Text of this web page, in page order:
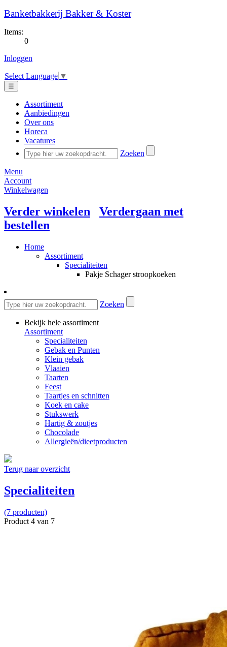
Banketbakkerij Bakker & Koster
Items:
0
Inloggen
Select Language ▼
☰
Assortiment
Aanbiedingen
Over ons
Horeca
Vacatures
Zoeken
Menu
Account
Winkelwagen
Verder winkelen
Verdergaan met
bestellen
Home
Assortiment
Specialiteiten
Pakje Schager stroopkoeken
Zoeken
Bekijk hele assortiment
Assortiment
Specialiteiten
Gebak en Punten
Klein gebak
Vlaaien
Taarten
Feest
Taartjes en schnitten
Koek en cake
Stukswerk
Hartig & zoutjes
Chocolade
Allergieën/dieetproducten
Terug naar overzicht
Specialiteiten
(7 producten)
Product 4 van 7